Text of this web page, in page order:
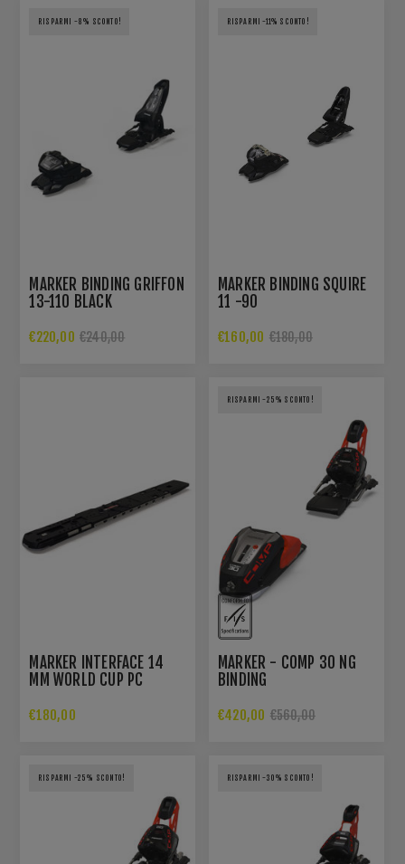
RISPARMI -8% SCONTO!
MARKER BINDING GRIFFON
13-110 BLACK
€220,00 €240,00
RISPARMI -11% SCONTO!
MARKER BINDING SQUIRE
11 -90
€160,00 €180,00
MARKER INTERFACE 14
MM WORLD CUP PC
€180,00
RISPARMI -25% SCONTO!
MARKER - COMP 30 NG
BINDING
€420,00 €560,00
RISPARMI -25% SCONTO! RISPARMI -30% SCONTO!